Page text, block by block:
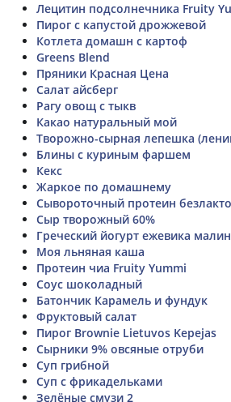
Лецитин подсолнечника Fruity
Пирог с капустой дрожжевой
Котлета домашн с картоф
Greens Blend
Пряники Красная Цена
Салат айсберг
Рагу овощ с тыкв
Какао натуральный мой
Творожно-сырная лепешка
Блины с куриным фаршем
Кекс
Жаркое по домашнему
Сывороточный протеин
Сыр творожный 60%
Греческий йогурт ежевика
Моя льняная каша
Протеин чиа Fruity Yummi
Соус шоколадный
Батончик Карамель и фундук
Фруктовый салат
Пирог Brownie Lietuvos Kepejas
Сырники 9% овсяные отруби
Суп грибной
Суп с фрикадельками
Зелёные смузи 2